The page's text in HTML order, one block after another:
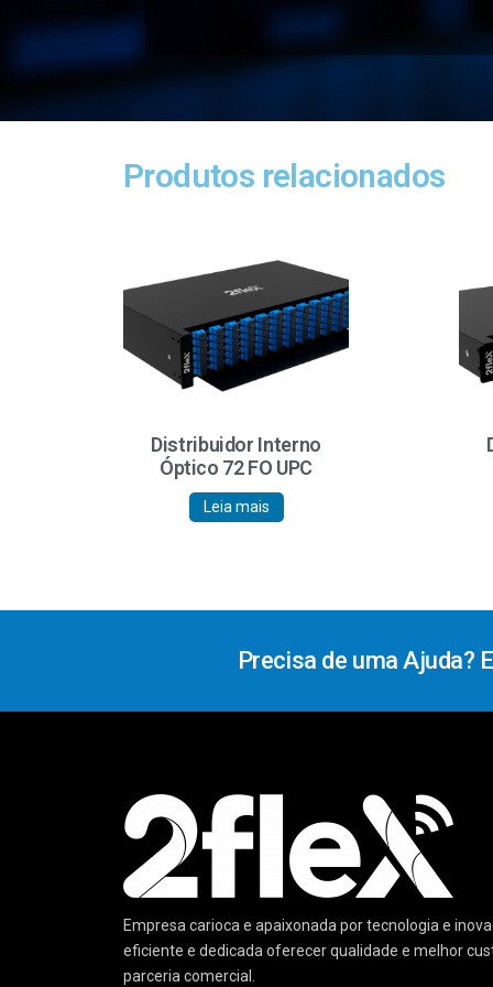
Produtos relacionados
Distribuidor Interno
Óptico 72 FO UPC
Leia mais
Precisa de uma Ajuda?
Empresa carioca e apaixonada por tecnologia e
eficiente e dedicada oferecer qualidade e melhor
parceria comercial.